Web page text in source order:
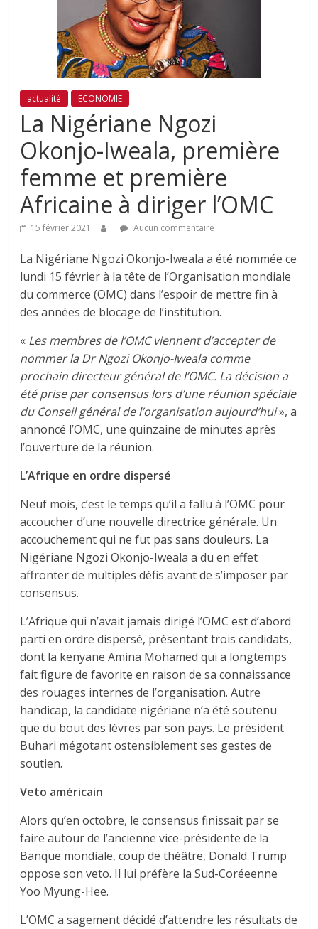
actualité ECONOMIE
La Nigériane Ngozi
Okonjo-Iweala, première
femme et première
Africaine à diriger l’OMC
15 février 2021 Aucun commentaire
La Nigériane Ngozi Okonjo-Iweala a été nommée ce
lundi 15 février à la tête de l’Organisation mondiale
du commerce (OMC) dans l’espoir de mettre fin à
des années de blocage de l’institution.
« Les membres de l’OMC viennent d’accepter de
nommer la Dr Ngozi Okonjo-Iweala comme
prochain directeur général de l’OMC. La décision a
été prise par consensus lors d’une réunion spéciale
du Conseil général de l’organisation aujourd’hui», a
annoncé l’OMC, une quinzaine de minutes après
l’ouverture de la réunion.
L’Afrique en ordre dispersé
Neuf mois, c’est le temps qu’il a fallu à l’OMC pour
accoucher d’une nouvelle directrice générale. Un
accouchement qui ne fut pas sans douleurs. La
Nigériane Ngozi Okonjo-Iweala a du en effet
affronter de multiples défis avant de s’imposer par
consensus.
L’Afrique qui n’avait jamais dirigé l’OMC est d’abord
parti en ordre dispersé, présentant trois candidats,
dont la kenyane Amina Mohamed qui a longtemps
fait figure de favorite en raison de sa connaissance
des rouages internes de l’organisation. Autre
handicap, la candidate nigériane n’a été soutenu
que du bout des lèvres par son pays. Le président
Buhari mégotant ostensiblement ses gestes de
soutien.
Veto américain
Alors qu’en octobre, le consensus finissait par se
faire autour de l’ancienne vice-présidente de la
Banque mondiale, coup de théâtre, Donald Trump
oppose son veto. Il lui préfère la Sud-Coréeenne
Yoo Myung-Hee.
L’OMC a sagement décidé d’attendre les résultats de